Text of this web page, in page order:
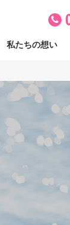
私たちの想い